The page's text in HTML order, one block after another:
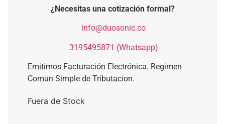
¿Necesitas una cotización formal?
info@duosonic.co
3195495871 (Whatsapp)
Emitimos Facturación Electrónica. Regimen
Comun Simple de Tributacion.
Fuera de Stock